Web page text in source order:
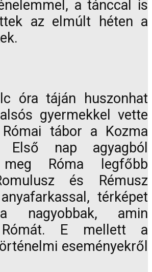
a tánccal is
az elmúlt héten a
óra táján huszonhat
gyermekkel vette
tábor a Kozma
Első nap agyagból
Róma legfőbb
és Rémusz
térképet
nagyobbak, amin
Rómát. E mellett a
eseményekről